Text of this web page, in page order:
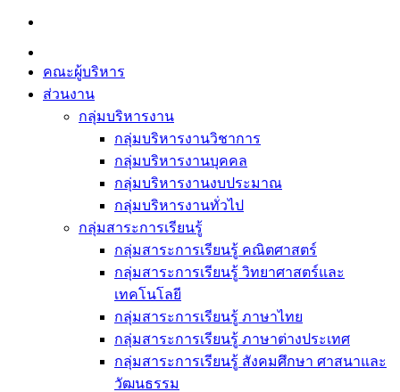
Skip
content
คณะผู้บริหาร
ส่วนงาน
กลุ่มบริหารงาน
กลุ่มบริหารงานวิชาการ
กลุ่มบริหารงานบุคคล
กลุ่มบริหารงานงบประมาณ
กลุ่มบริหารงานทั่วไป
กลุ่มสาระการเรียนรู้
กลุ่มสาระการเรียนรู้ คณิตศาสตร์
กลุ่มสาระการเรียนรู้ วิทยาศาสตร์และ
เทคโนโลยี
กลุ่มสาระการเรียนรู้ ภาษาไทย
กลุ่มสาระการเรียนรู้ ภาษาต่างประเทศ
กลุ่มสาระการเรียนรู้ สังคมศึกษา ศาสนาและ
วัฒนธรรม